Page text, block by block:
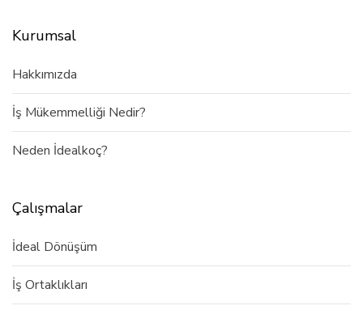
Kurumsal
Hakkımızda
İş Mükemmelliği Nedir?
Neden İdealkoç?
Çalışmalar
İdeal Dönüşüm
İş Ortaklıkları